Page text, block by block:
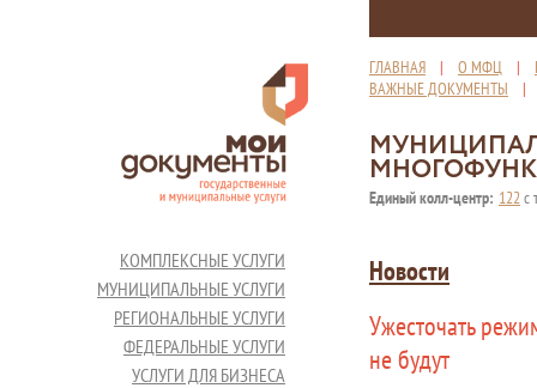
ГЛАВНАЯ | О МФЦ |
ВАЖНЫЕ ДОКУМЕНТЫ
Единый колл-центр: 122с
КОМПЛЕКСНЫЕ УСЛУГИ
МУНИЦИПАЛЬНЫЕ УСЛУГИ
РЕГИОНАЛЬНЫЕ УСЛУГИ
ФЕДЕРАЛЬНЫЕ УСЛУГИ
УСЛУГИ ДЛЯ БИЗНЕСА
Новости
Ужесточать
не будут